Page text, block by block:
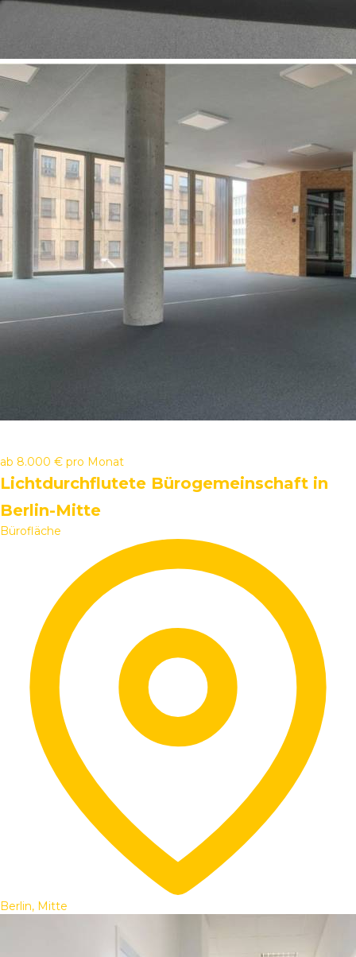
ab 8.000 € pro Monat
Lichtdurchflutete Bürogemeinschaft in
Berlin-Mitte
Bürofläche
Berlin, Mitte